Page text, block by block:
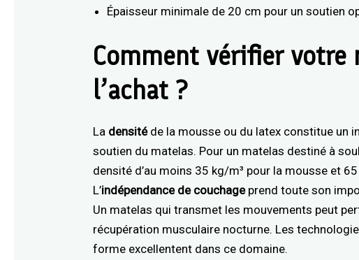
Épaisseur minimale de 20 cm pour un soutien
Comment vérifier votre
l’achat ?
La densitéde la mousse ou du latex constitue un
soutien du matelas. Pour un matelas destiné à
densité d’au moins 35 kg/m³ pour la mousse et
L’indépendance de couchageprend toute son
Un matelas qui transmet les mouvements peut
récupération musculaire nocturne. Les
forme excellentent dans ce domaine.